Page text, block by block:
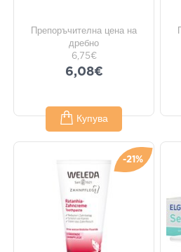
Препоръчителна цена на
дребно
6,75€
6,08€
Купува
-21%